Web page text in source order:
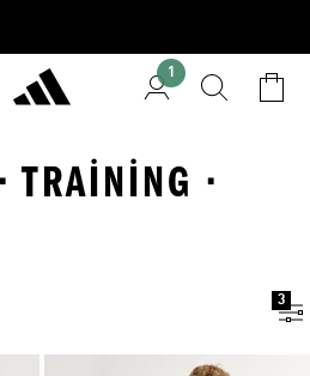
1
TRAINING ·
3